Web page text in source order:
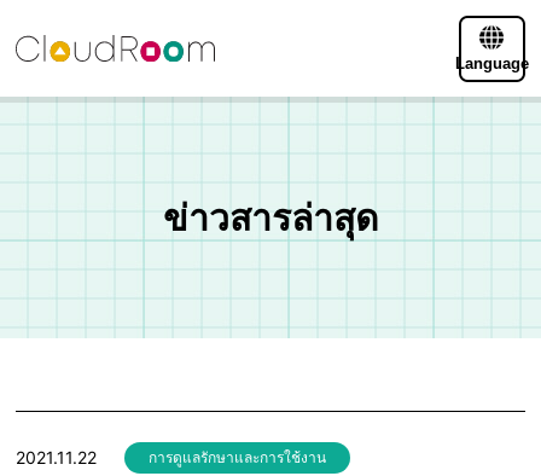
Language
ข่าวสารล่าสุด
2021.11.22 การดูแลรักษาและการใช้งาน